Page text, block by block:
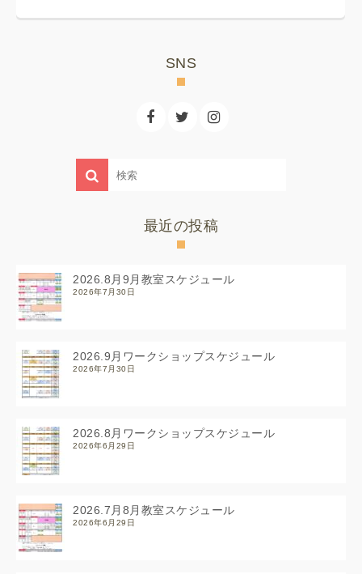
SNS
最近の投稿
2026.8月9月教室スケジュール
2026年7月30日
2026.9月ワークショップスケジュール
2026年7月30日
2026.8月ワークショップスケジュール
2026年6月29日
2026.7月8月教室スケジュール
2026年6月29日